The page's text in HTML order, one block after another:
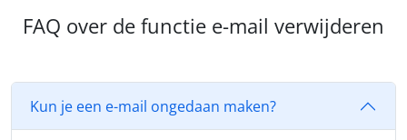
FAQ over de functie e-mail verwijderen
Kun je een e-mail ongedaan maken?